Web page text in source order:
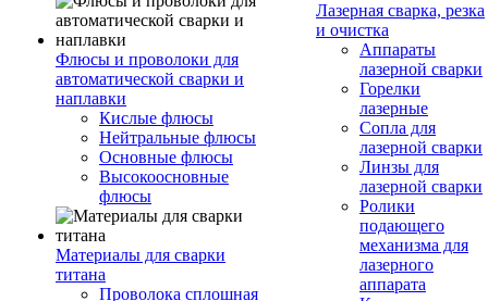
Флюсы и проволоки для
автоматической сварки и
наплавки
Кислые флюсы
Нейтральные флюсы
Основные флюсы
Высокоосновные
флюсы
Материалы для сварки
титана
Проволока сплошная
Лазерная сварка, резка
и очистка
Аппараты
лазерной сварки
Горелки
лазерные
Сопла для
лазерной сварки
Линзы для
лазерной сварки
Ролики
подающего
механизма для
лазерного
аппарата